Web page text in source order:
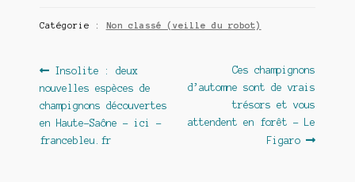
Catégorie : Non classé (veille du robot)
Navigation
de
l’article
Article
précédent :
Insolite : deux
nouvelles espèces de
champignons découvertes
en Haute-Saône – ici –
francebleu.fr
Article
suivant :
Ces champignons
d’automne sont de vrais
trésors et vous
attendent en forêt – Le
Figaro